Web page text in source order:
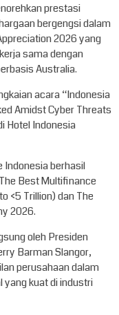
prestasi
bergengsi dalam
2026 yang
sama dengan
Australia.
acara “Indonesia
Amidst Cyber Threats
Hotel Indonesia
Indonesia berhasil
Best Multifinance
<5 Trillion) dan The
2026.
oleh Presiden
Barman Slangor,
perusahaan dalam
yang kuat di industri